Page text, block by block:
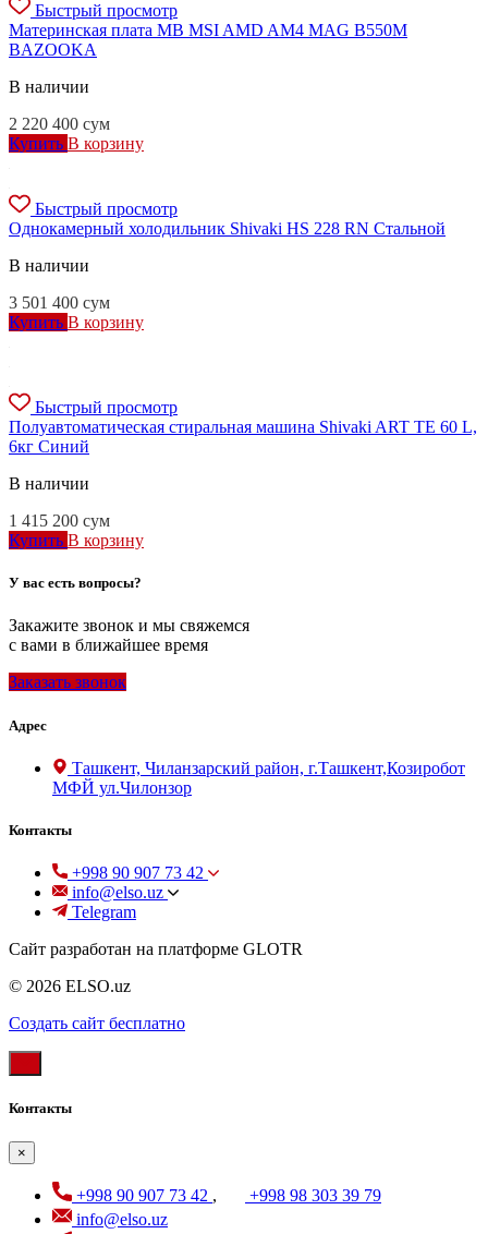
Быстрый просмотр
Материнская плата MB MSI AMD AM4 MAG B550M
BAZOOKA
В наличии
2 220 400 сум
Купить В корзину
Быстрый просмотр
Однокамерный холодильник Shivaki HS 228 RN Стальной
В наличии
3 501 400 сум
Купить В корзину
Быстрый просмотр
Полуавтоматическая стиральная машина Shivaki ART TE 60 L,
6кг Синий
В наличии
1 415 200 сум
Купить В корзину
У вас есть вопросы?
Закажите звонок и мы свяжемся
с вами в ближайшее время
Заказать звонок
Адрес
Ташкент, Чиланзарский район, г.Ташкент,Козиробот
МФЙ ул.Чилонзор
Контакты
+998 90 907 73 42
info@elso.uz
Telegram
Сайт разработан на платформе GLOTR
© 2026 ELSO.uz
Создать cайт бесплатно
Контакты
×
+998 90 907 73 42 ,
+998 98 303 39 79
info@elso.uz